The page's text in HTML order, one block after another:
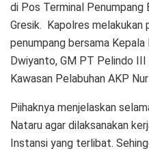
di Pos Terminal Penumpang
Gresik. Kapolres melakukan
penumpang bersama
Dwiyanto, GM PT Pelindo
Kawasan Pelabuhan AKP
Piihaknya menjelaskan
Nataru agar dilaksanakan
Instansi yang terlibat.